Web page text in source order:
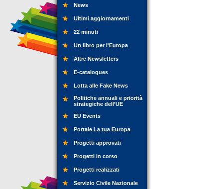
News
Ultimi aggiornamenti
22 minuti
Un libro per l'Europa
Altre Newsletters
E-catalogues
Lotta alle Fake News
Politiche annuali e priorità
strategiche dell’UE
EU Events
Portale La tua Europa
Progetti approvati
Progetti in corso
Progetti realizzati
Servizio Civile Nazionale